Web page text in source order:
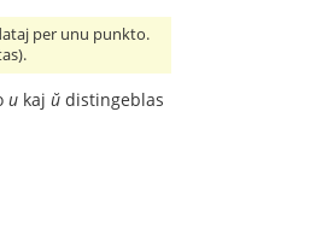
per unu punkto.
u kaj ŭ distingeblas